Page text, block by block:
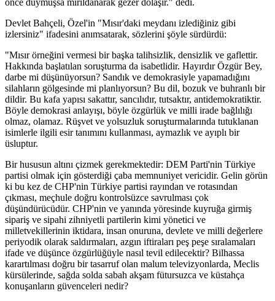
önce duymuşsa mırıldanarak gezer dolaşır." dedi.
Devlet Bahçeli, Özel'in "Mısır'daki meydanı izlediğiniz gibi
izlersiniz" ifadesini anımsatarak, sözlerini şöyle sürdürdü:
"Mısır örneğini vermesi bir başka talihsizlik, densizlik ve gaflettir.
Hakkında başlatılan soruşturma da isabetlidir. Hayırdır Özgür Bey,
darbe mi düşünüyorsun? Sandık ve demokrasiyle yapamadığını
silahların gölgesinde mi planlıyorsun? Bu dil, bozuk ve buhranlı bir
dildir. Bu kafa yapısı sakattır, sancılıdır, tutsaktır, antidemokratiktir.
Böyle demokrasi anlayışı, böyle özgürlük ve milli irade bağlılığı
olmaz, olamaz. Rüşvet ve yolsuzluk soruşturmalarında tutuklanan
isimlerle ilgili esir tanımını kullanması, aymazlık ve ayıplı bir
üsluptur.
Bir hususun altını çizmek gerekmektedir: DEM Parti'nin Türkiye
partisi olmak için gösterdiği çaba memnuniyet vericidir. Gelin görün
ki bu kez de CHP'nin Türkiye partisi rayından ve rotasından
çıkması, meçhule doğru kontrolsüzce savrulması çok
düşündürücüdür. CHP'nin ve yanında yöresinde kuyruğa girmiş
sipariş ve sipahi zihniyetli partilerin kimi yönetici ve
milletvekillerinin iktidara, insan onuruna, devlete ve milli değerlere
periyodik olarak saldırmaları, azgın iftiraları peş peşe sıralamaları
ifade ve düşünce özgürlüğüyle nasıl tevil edilecektir? Bilhassa
karartılması doğru bir tasarruf olan malum televizyonlarda, Meclis
kürsülerinde, sağda solda sabah akşam fütursuzca ve küstahça
konuşanların güvenceleri nedir?